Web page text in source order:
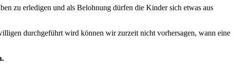
zu erledigen und als Belohnung dürfen die Kinder sich etwas aus
durchgeführt wird können wir zurzeit nicht vorhersagen, wann eine